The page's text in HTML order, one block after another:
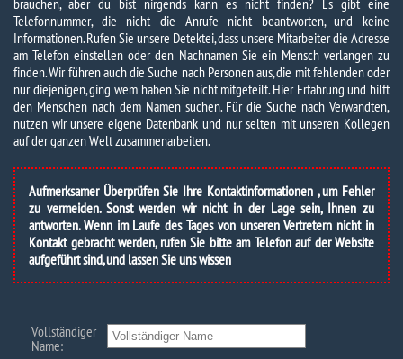
brauchen, aber du bist nirgends kann es nicht finden? Es gibt eine
Telefonnummer, die nicht die Anrufe nicht beantworten, und keine
Informationen. Rufen Sie unsere Detektei, dass unsere Mitarbeiter die Adresse
am Telefon einstellen oder den Nachnamen Sie ein Mensch verlangen zu
finden. Wir führen auch die Suche nach Personen aus, die mit fehlenden oder
nur diejenigen, ging wem haben Sie nicht mitgeteilt. Hier Erfahrung und hilft
den Menschen nach dem Namen suchen. Für die Suche nach Verwandten,
nutzen wir unsere eigene Datenbank und nur selten mit unseren Kollegen
auf der ganzen Welt zusammenarbeiten.
Aufmerksamer Überprüfen Sie Ihre Kontaktinformationen , um Fehler
zu vermeiden. Sonst werden wir nicht in der Lage sein, Ihnen zu
antworten. Wenn im Laufe des Tages von unseren Vertretern nicht in
Kontakt gebracht werden, rufen Sie bitte am Telefon auf der Website
aufgeführt sind, und lassen Sie uns wissen
Vollständiger
Name: